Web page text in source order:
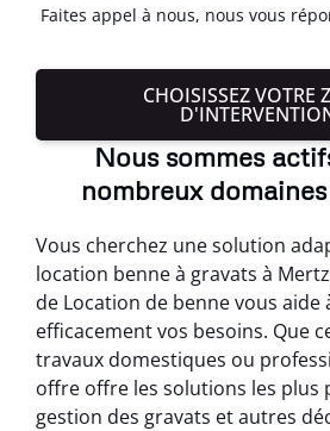
Faites appel à nous, nous vous
CHOISISSEZ VOTRE
Nous sommes
nombreux
Vous cherchez une solution
location benne à gravats à
de Location de benne vous aide
efficacement vos besoins. Que
travaux domestiques ou
offre offre les solutions les plus
gestion des gravats et autres